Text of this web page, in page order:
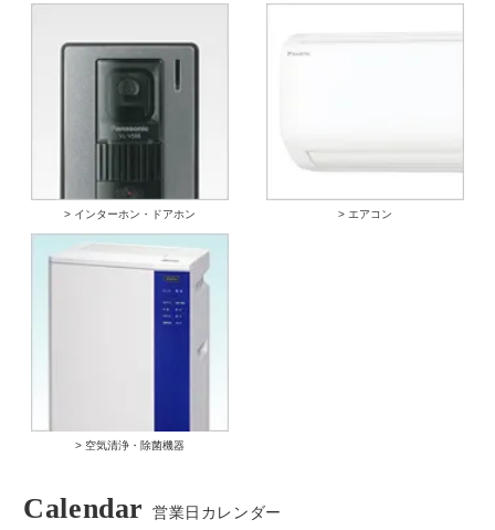
> インターホン・ドアホン > エアコン
> 空気清浄・除菌機器
Calendar 営業日カレンダー